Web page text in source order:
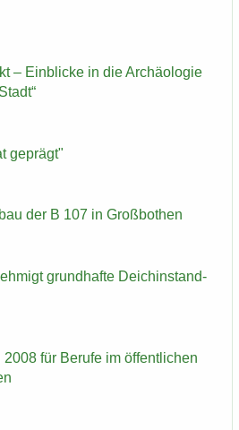
– Ein­bli­cke in die Ar­chäo­lo­gie
ge­prägt"
der B 107 in Groß­bo­then
grund­haf­te Deich­in­stand­
für Be­ru­fe im öf­fent­li­chen